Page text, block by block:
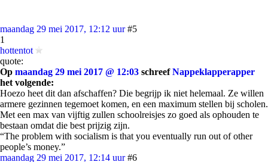
maandag 29 mei 2017, 12:12 uur #5
1
hottentot
quote:
Op maandag 29 mei 2017 @ 12:03 schreefNappeklapperapper
het volgende:
Hoezo heet dit dan afschaffen? Die begrijp ik niet helemaal. Ze willen
armere gezinnen tegemoet komen, en een maximum stellen bij scholen.
Met een max van vijftig zullen schoolreisjes zo goed als ophouden te
bestaan omdat die best prijzig zijn.
“The problem with socialism is that you eventually run out of other
people’s money.”
maandag 29 mei 2017, 12:14 uur #6